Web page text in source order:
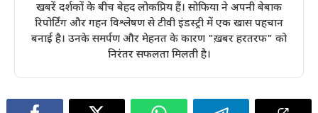
खबरें दर्शकों के बीच बेहद लोकप्रिय हैं। सोफिया ने अपनी बेबाक
रिपोर्टिंग और गहन विश्लेषण से टीवी इंडस्ट्री में एक खास पहचान
बनाई है। उनके समर्पण और मेहनत के कारण "ख़बर हरतरफ" को
निरंतर सफलता मिलती है।